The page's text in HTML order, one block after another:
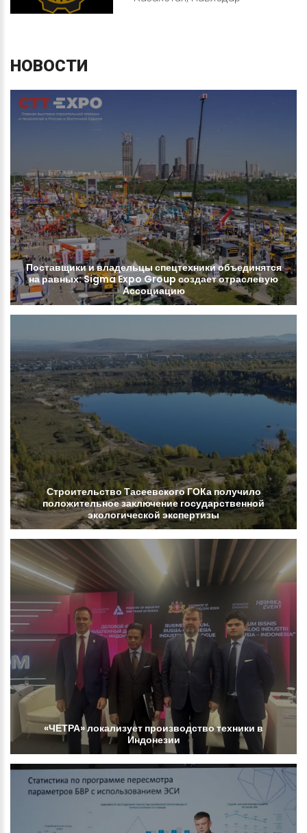
НОВОСТИ
Поставщикиивладельцы спецтехникиобъединятся
наравных:SigmaExpo Group создаетотраслевую
Ассоциацию
СтроительствоТасеевскогоГОКаполучило
положительноезаключение государственной
экологической экспертизы
«ЧЕТРА»локализует производствотехники в
Индонезии